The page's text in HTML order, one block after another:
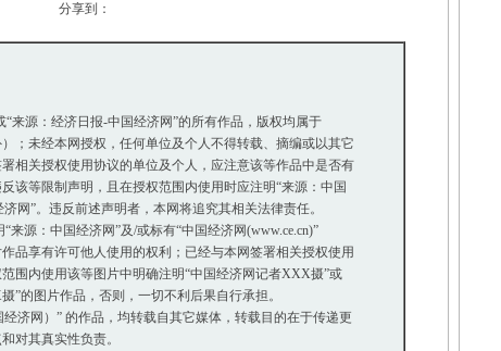
分享到：
“来源：经济日报-中国经济网”的所有作品，版权均属于
；未经本网授权，任何单位及个人不得转载、摘编或以其它
相关授权使用协议的单位及个人，应注意该等作品中是否有
该等限制声明，且在授权范围内使用时应注明“来源：中国
网”。违反前述声明者，本网将追究其相关法律责任。
来源：中国经济网”及/或标有“中国经济网(www.ce.cn)”
品享有许可他人使用的权利；已经与本网签署相关授权使用
围内使用该等图片中明确注明“中国经济网记者XXX摄”或
的图片作品，否则，一切不利后果自行承担。
济网）” 的作品，均转载自其它媒体，转载目的在于传递更
对其真实性负责。